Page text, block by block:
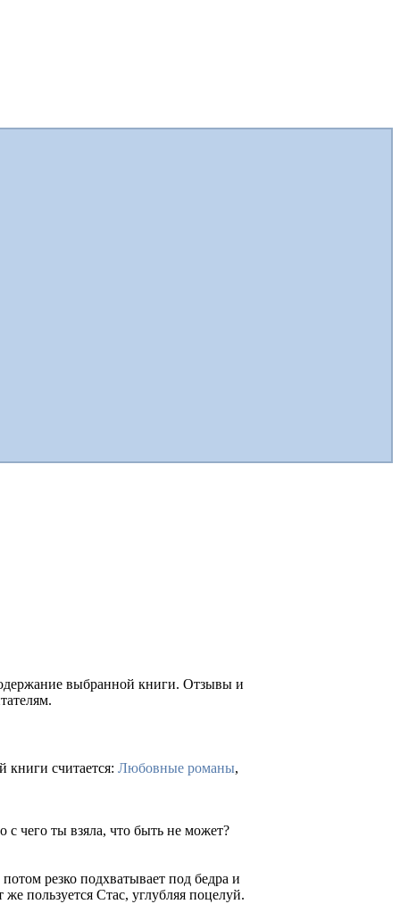
выбранной книги. Отзывы и
книги считается: Любовные романы,
чего ты взяла, что быть не может?
резко подхватывает под бедра и
пользуется Стас, углубляя поцелуй.